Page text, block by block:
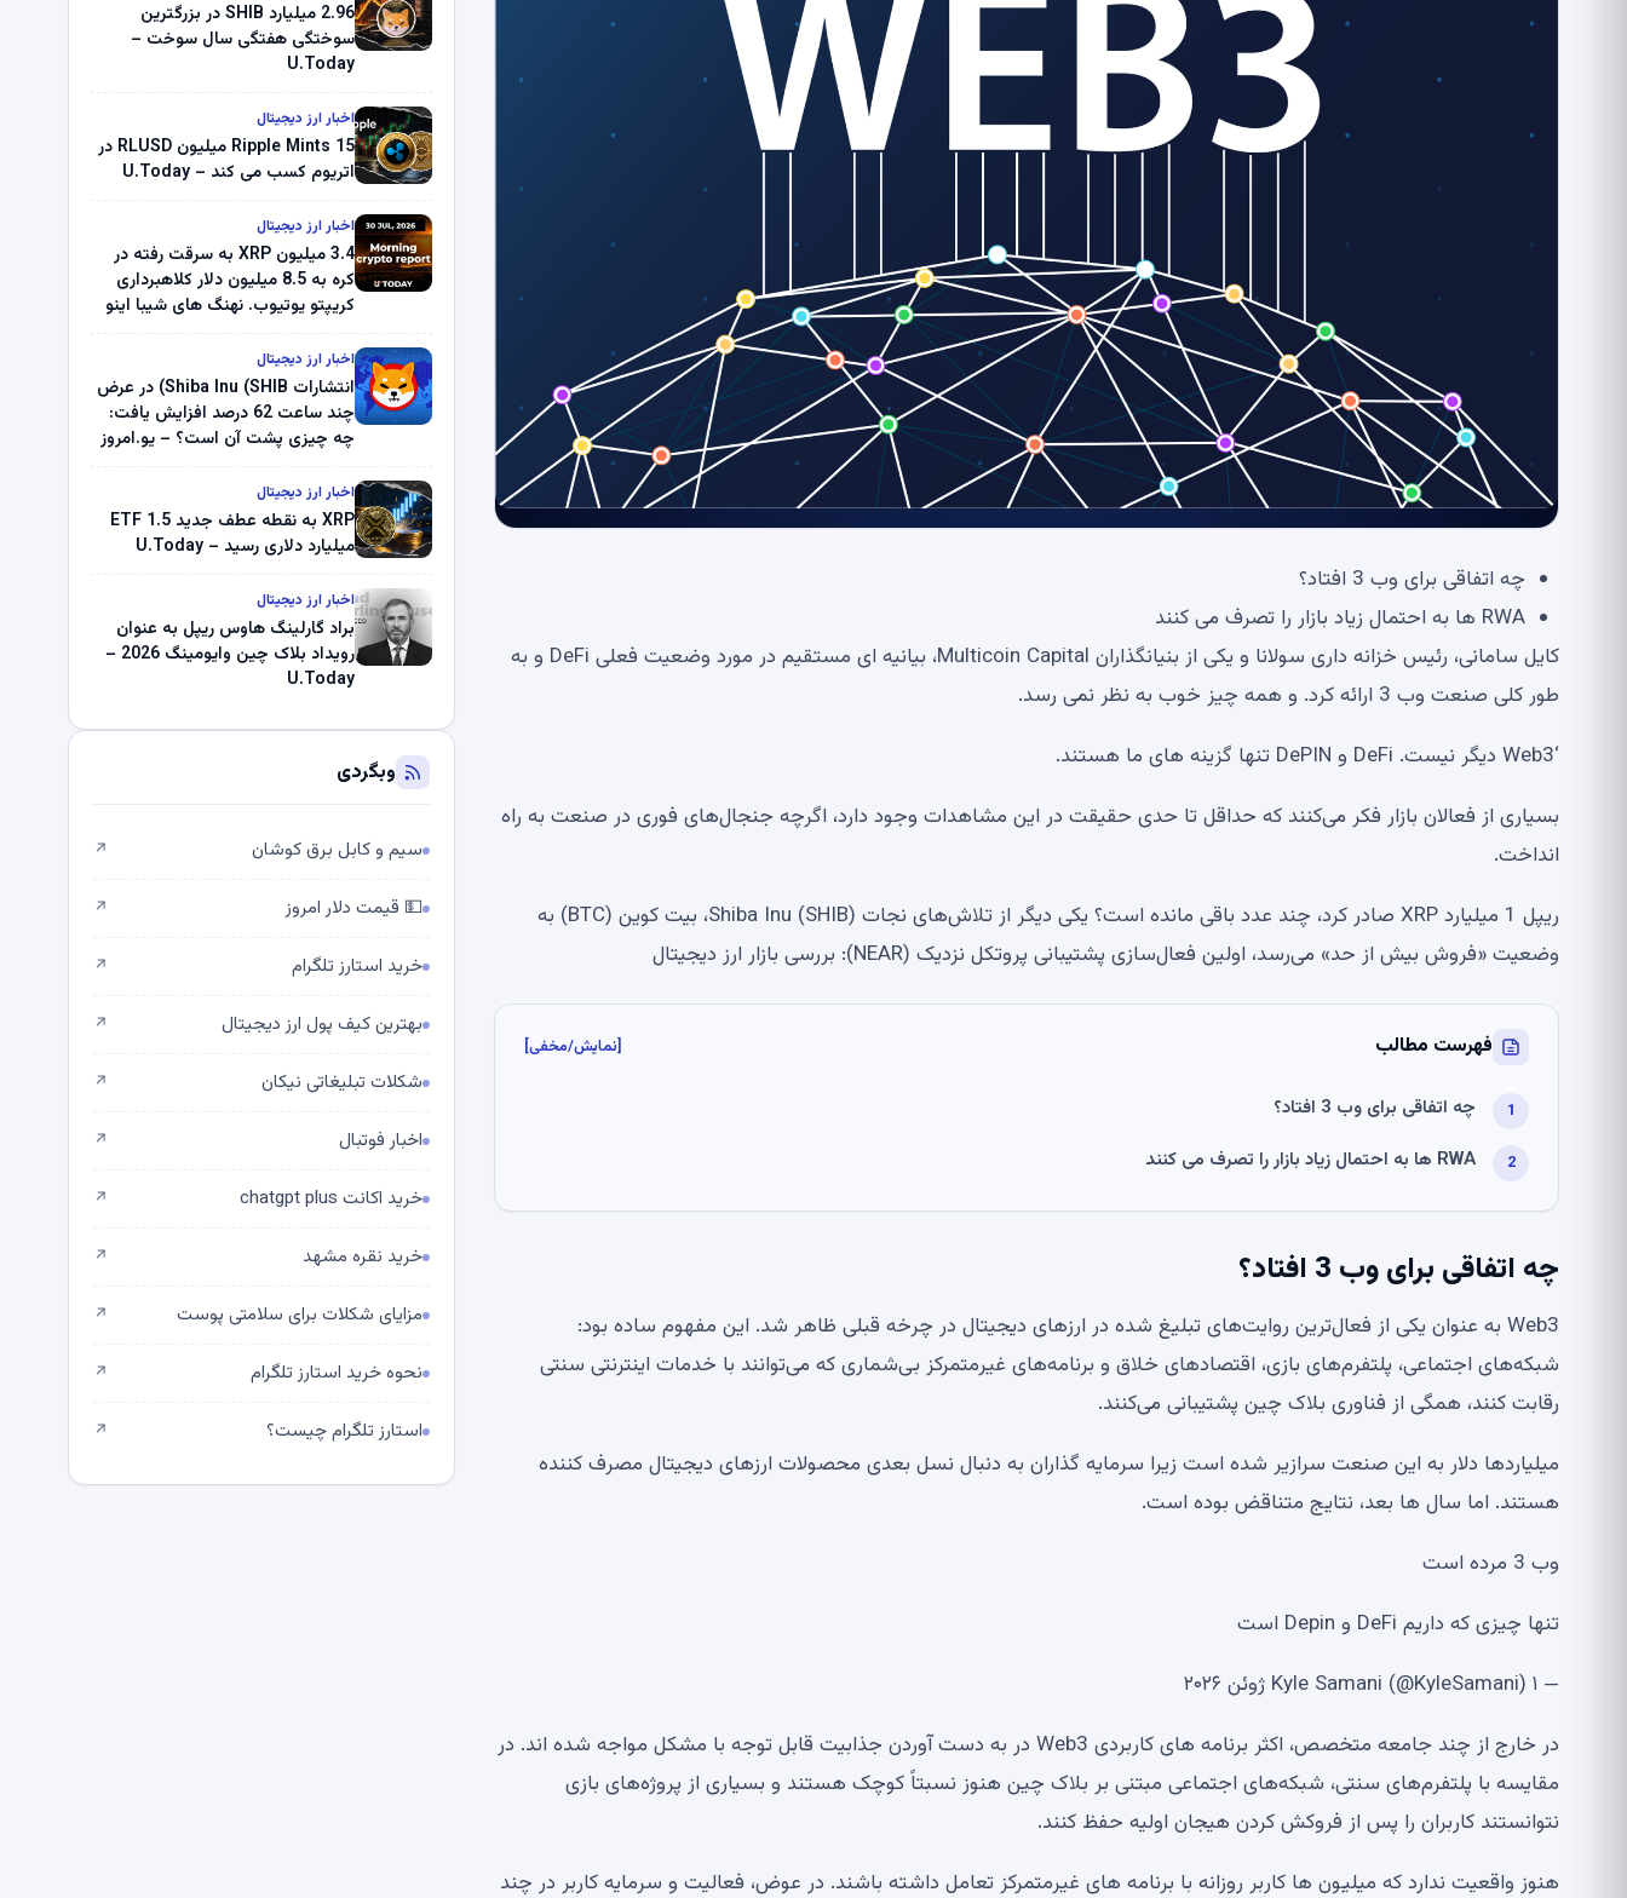
چه اتفاقی برای وب 3 افتاد؟
RWA ها به احتمال زیاد بازار را تصرف می کنند
کایل سامانی، رئیس خزانه داری سولانا و یکی از بنیانگذاران Multicoin Capital، بیانیه ای مستقیم در مورد وضعیت فعلی DeFi و به
طور کلی صنعت وب 3 ارائه کرد. و همه چیز خوب به نظر نمی رسد.
‘Web3 دیگر نیست. DeFi و DePIN تنها گزینه های ما هستند.
بسیاری از فعالان بازار فکر می‌کنند که حداقل تا حدی حقیقت در این مشاهدات وجود دارد، اگرچه جنجال‌های فوری در صنعت به راه
انداخت.
ریپل 1 میلیارد XRP صادر کرد، چند عدد باقی مانده است؟ یکی دیگر از تلاش‌های نجات Shiba Inu (SHIB)، بیت کوین (BTC) به
وضعیت «فروش بیش از حد» می‌رسد، اولین فعال‌سازی پشتیبانی پروتکل نزدیک (NEAR): بررسی بازار ارز دیجیتال
فهرست مطالب [نمایش/مخفی]
چه اتفاقی برای وب 3 افتاد؟
RWA ها به احتمال زیاد بازار را تصرف می کنند
چه اتفاقی برای وب 3 افتاد؟
Web3 به عنوان یکی از فعال‌ترین روایت‌های تبلیغ شده در ارزهای دیجیتال در چرخه قبلی ظاهر شد. این مفهوم ساده بود:
شبکه‌های اجتماعی، پلتفرم‌های بازی، اقتصادهای خلاق و برنامه‌های غیرمتمرکز بی‌شماری که می‌توانند با خدمات اینترنتی سنتی
رقابت کنند، همگی از فناوری بلاک چین پشتیبانی می‌کنند.
میلیاردها دلار به این صنعت سرازیر شده است زیرا سرمایه گذاران به دنبال نسل بعدی محصولات ارزهای دیجیتال مصرف کننده
هستند. اما سال ها بعد، نتایج متناقض بوده است.
وب 3 مرده است
تنها چیزی که داریم DeFi و Depin است
— Kyle Samani (@KyleSamani) ۱ ژوئن ۲۰۲۶
در خارج از چند جامعه متخصص، اکثر برنامه های کاربردی Web3 در به دست آوردن جذابیت قابل توجه با مشکل مواجه شده اند. در
مقایسه با پلتفرم‌های سنتی، شبکه‌های اجتماعی مبتنی بر بلاک چین هنوز نسبتاً کوچک هستند و بسیاری از پروژه‌های بازی
نتوانستند کاربران را پس از فروکش کردن هیجان اولیه حفظ کنند.
هنوز واقعیت ندارد که میلیون ها کاربر روزانه با برنامه های غیرمتمرکز تعامل داشته باشند. در عوض، فعالیت و سرمایه کاربر در چند
2.96 میلیارد SHIB در بزرگترین
سوختگی هفتگی سال سوخت –
U.Today
اخبار ارز دیجیتال
Ripple Mints 15 میلیون RLUSD در
اتریوم کسب می کند – U.Today
اخبار ارز دیجیتال
3.4 میلیون XRP به سرقت رفته در
کره به 8.5 میلیون دلار کلاهبرداری
کریپتو یوتیوب. نهنگ های شیبا اینو
میلیون دلار U-Turn در بیت کوین را
ثبت کرد – گزارش کریپتو صبح –
U.Today
اخبار ارز دیجیتال
انتشارات Shiba Inu (SHIB) در عرض
چند ساعت 62 درصد افزایش یافت:
چه چیزی پشت آن است؟ – یو.امروز
اخبار ارز دیجیتال
XRP به نقطه عطف جدید ETF 1.5
میلیارد دلاری رسید – U.Today
اخبار ارز دیجیتال
براد گارلینگ هاوس ریپل به عنوان
رویداد بلاک چین وایومینگ 2026 –
U.Today
وبگردی
سیم و کابل برق کوشان ↗
💵 قیمت دلار امروز ↗
خرید استارز تلگرام ↗
بهترین کیف پول ارز دیجیتال ↗
شکلات تبلیغاتی نیکان ↗
اخبار فوتبال ↗
خرید اکانت chatgpt plus ↗
خرید نقره مشهد ↗
مزایای شکلات برای سلامتی پوست ↗
نحوه خرید استارز تلگرام ↗
استارز تلگرام چیست؟ ↗